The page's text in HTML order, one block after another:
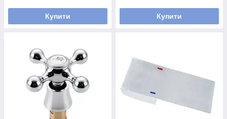
Купити Купити